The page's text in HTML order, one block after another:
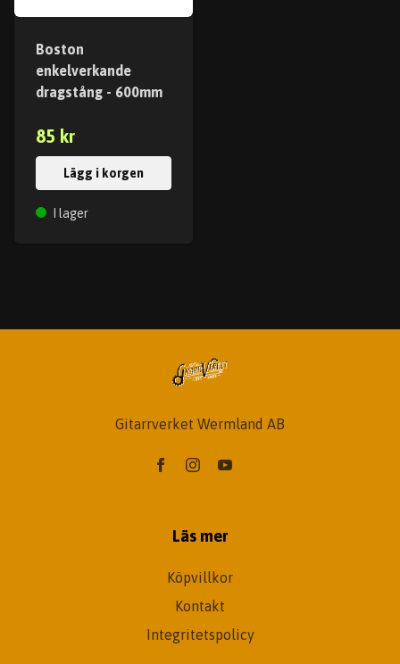
Boston
enkelverkande
dragstång - 600mm
85 kr
Lägg i korgen
I lager
Gitarrverket Wermland AB
Läs mer
Köpvillkor
Kontakt
Integritetspolicy